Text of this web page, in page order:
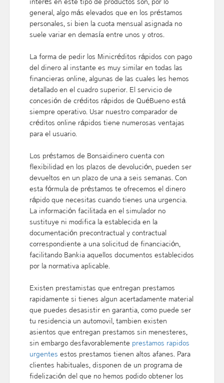
interés en este tipo de productos son, por lo
general, algo más elevados que en los préstamos
personales, si bien la cuota mensual asignada no
suele variar en demasía entre unos y otros.
La forma de pedir los Minicréditos rápidos con pago
del dinero al instante es muy similar en todas las
financieras online, algunas de las cuales les hemos
detallado en el cuadro superior. El servicio de
concesión de créditos rápidos de QuéBueno está
siempre operativo. Usar nuestro comparador de
créditos online rápidos tiene numerosas ventajas
para el usuario.
Los préstamos de Bonsaidinero cuenta con
flexibilidad en los plazos de devolución, pueden ser
devueltos en un plazo de una a seis semanas. Con
esta fórmula de préstamos te ofrecemos el dinero
rápido que necesitas cuando tienes una urgencia.
La información facilitada en el simulador no
sustituye ni modifica la establecida en la
documentación precontractual y contractual
correspondiente a una solicitud de financiación,
facilitando Bankia aquellos documentos establecidos
por la normativa aplicable.
Existen prestamistas que entregan prestamos
rapidamente si tienes algun acertadamente material
que puedes desasistir en garantia, como puede ser
tu residencia un automovil, tambien existen
asientos que entregan prestamos sin menesteres,
sin embargo desfavorablemente prestamos rapidos
urgentes estos prestamos tienen altos afanes. Para
clientes habituales, disponen de un programa de
fidelización del que no hemos podido obtener los